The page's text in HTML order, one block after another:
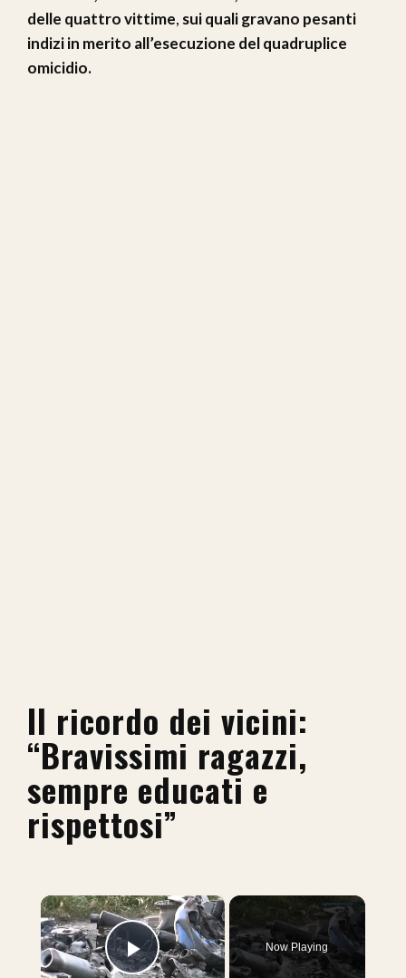
delle quattro vittime, sui quali gravano pesanti
indizi in merito all’esecuzione del quadruplice
omicidio.
Il ricordo dei vicini:
“Bravissimi ragazzi,
sempre educati e
rispettosi”
×
Now Playing